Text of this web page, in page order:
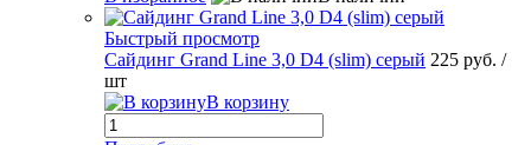
Быстрый просмотр
Сайдинг Grand Line 3,0 D4 (slim) серый 225 руб. /
шт
В корзину